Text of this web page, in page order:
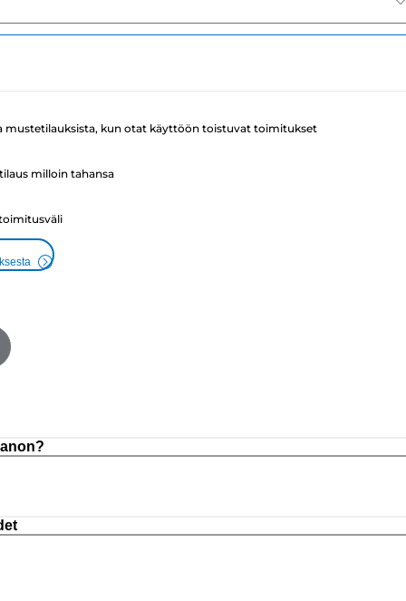
mustetilauksista, kun otat käyttöön toistuvat toimitukset
milloin tahansa